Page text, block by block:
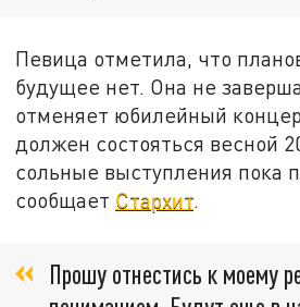
Певица отметила, что
будущее нет. Она не
отменяет юбилейный
должен состояться весной
сольные выступления пока
сообщает Стархит.
Прошу отнестись к моему